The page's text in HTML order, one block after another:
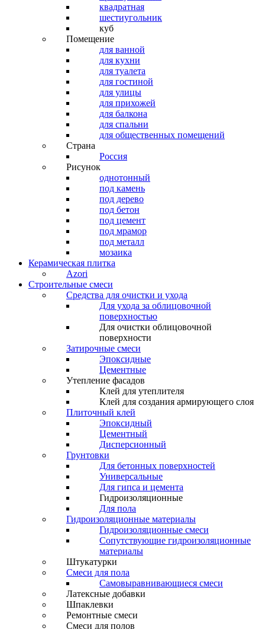
квадратная
шестиугольник
куб
Помещение
для ванной
для кухни
для туалета
для гостиной
для улицы
для прихожей
для балкона
для спальни
для общественных помещений
Страна
Россия
Рисунок
однотонный
под камень
под дерево
под бетон
под цемент
под мрамор
под металл
мозаика
Керамическая плитка
Azori
Строительные смеси
Средства для очистки и ухода
Для ухода за облицовочной
поверхностью
Для очистки облицовочной
поверхности
Затирочные смеси
Эпоксидные
Цементные
Утепление фасадов
Клей для утеплителя
Клей для создания армирующего слоя
Плиточный клей
Эпоксидный
Цементный
Дисперсионный
Грунтовки
Для бетонных поверхностей
Универсальные
Для гипса и цемента
Гидроизоляционные
Для пола
Гидроизоляционные материалы
Гидроизоляционные смеси
Сопутствующие гидроизоляционные
материалы
Штукатурки
Смеси для пола
Самовыравнивающиеся смеси
Латексные добавки
Шпаклевки
Ремонтные смеси
Смеси для полов